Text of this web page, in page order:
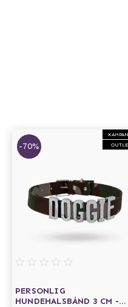
-70%
PERSONLIG
HUNDEHALSBÅND 3 CM -